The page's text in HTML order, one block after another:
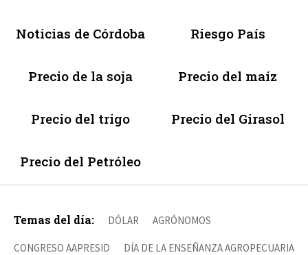
Noticias de Córdoba Riesgo País
Precio de la soja Precio del maíz
Precio del trigo Precio del Girasol
Precio del Petróleo
Temas del día: DÓLAR AGRÓNOMOS
CONGRESO AAPRESID DÍA DE LA ENSEÑANZA AGROPECUARIA